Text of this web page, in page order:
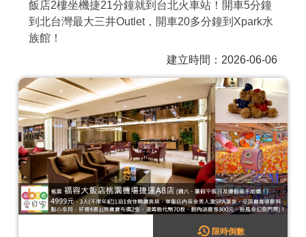
商家合作
討論區
聯絡我們
APP下載
飯店2樓坐機捷21分鐘就到台北火車站！開車5分鐘
到北台灣最大三井Outlet，開車20多分鐘到Xpark水
族館！
建立時間：2026-06-06
限時倒數